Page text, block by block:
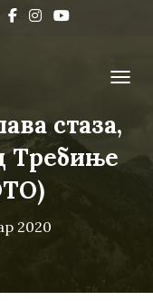
стаза,
Требиње
2020